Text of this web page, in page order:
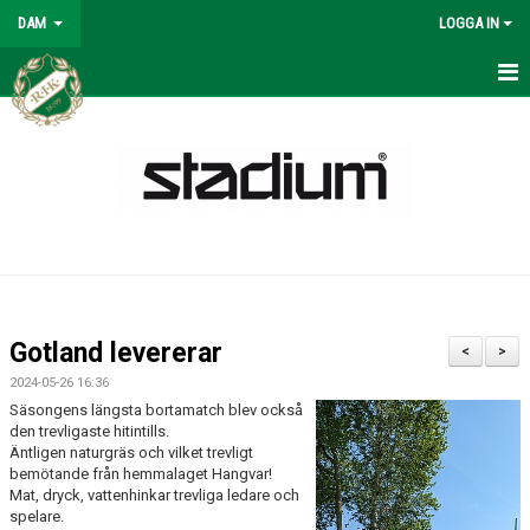
DAM LOGGA IN
NYHETER
>
<
Gotland levererar
2024-05-26 16:36
Säsongens längsta bortamatch blev också
den trevligaste hitintills.
Äntligen naturgräs och vilket trevligt
bemötande från hemmalaget Hangvar!
Mat, dryck, vattenhinkar trevliga ledare och
spelare.